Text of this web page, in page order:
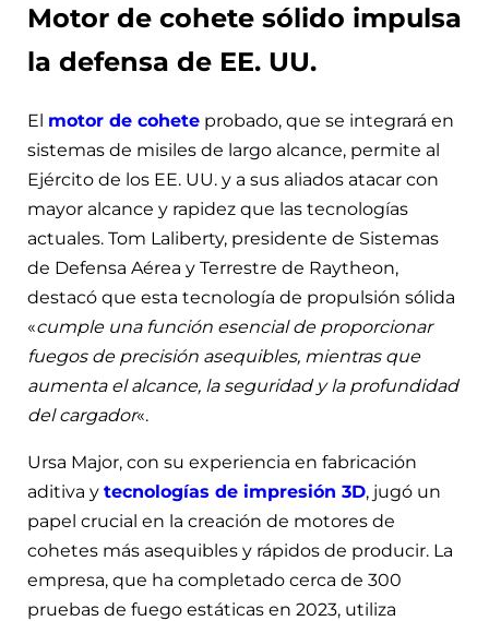
Motor de cohete sólido impulsa
la defensa de EE. UU.
El motor de cohete probado, que se integrará en
sistemas de misiles de largo alcance, permite al
Ejército de los EE. UU. y a sus aliados atacar con
mayor alcance y rapidez que las tecnologías
actuales. Tom Laliberty, presidente de Sistemas
de Defensa Aérea y Terrestre de Raytheon,
destacó que esta tecnología de propulsión sólida
«cumple una función esencial de proporcionar
fuegos de precisión asequibles, mientras que
aumenta el alcance, la seguridad y la profundidad
del cargador«.
Ursa Major, con su experiencia en fabricación
aditiva y tecnologías de impresión 3D, jugó un
papel crucial en la creación de motores de
cohetes más asequibles y rápidos de producir. La
empresa, que ha completado cerca de 300
pruebas de fuego estáticas en 2023, utiliza